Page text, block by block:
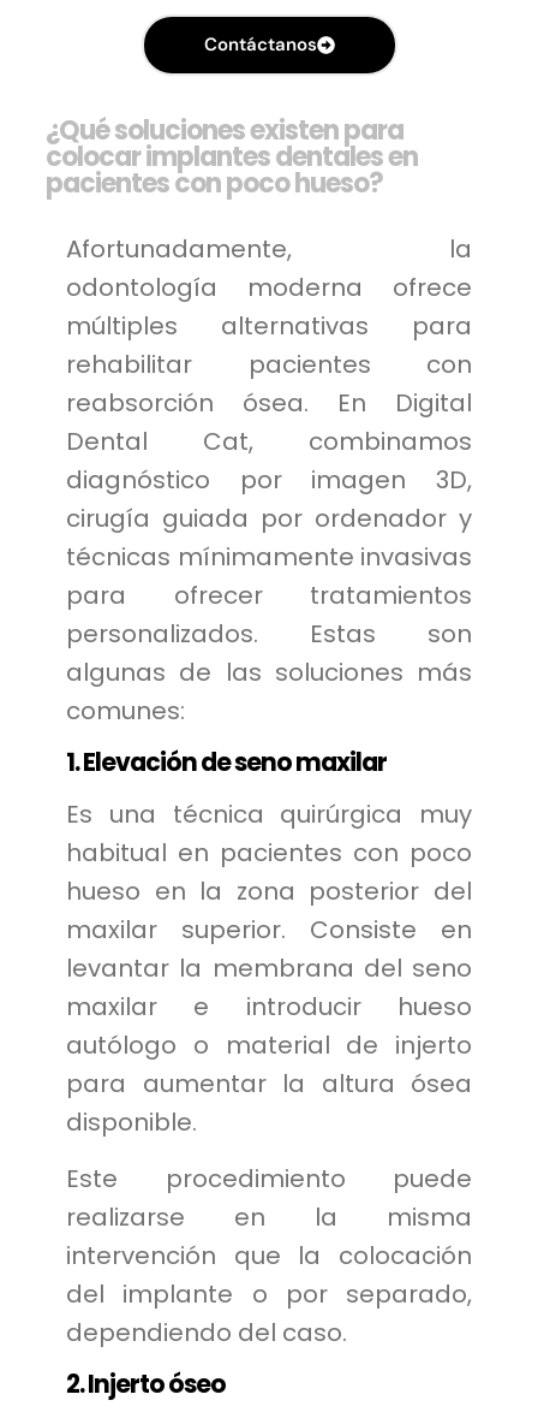
Contáctanos
¿Qué soluciones existen para
colocar implantes dentales en
pacientes con poco hueso?
Afortunadamente, la
odontología moderna ofrece
múltiples alternativas para
rehabilitar pacientes con
reabsorción ósea. En Digital
Dental Cat, combinamos
diagnóstico por imagen 3D,
cirugía guiada por ordenador y
técnicas mínimamente invasivas
para ofrecer tratamientos
personalizados. Estas son
algunas de las soluciones más
comunes:
1. Elevación de seno maxilar
Es una técnica quirúrgica muy
habitual en pacientes con poco
hueso en la zona posterior del
maxilar superior. Consiste en
levantar la membrana del seno
maxilar e introducir hueso
autólogo o material de injerto
para aumentar la altura ósea
disponible.
Este procedimiento puede
realizarse en la misma
intervención que la colocación
del implante o por separado,
dependiendo del caso.
2. Injerto óseo